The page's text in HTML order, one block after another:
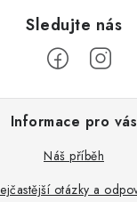
Informace pro vás
Náš příběh
otázky a